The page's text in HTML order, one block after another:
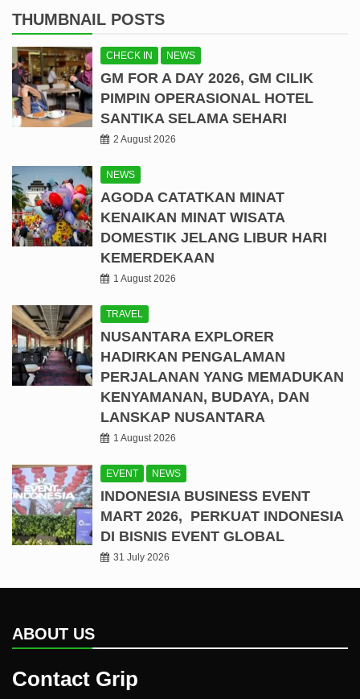
THUMBNAIL POSTS
CHECK IN NEWS
GM FOR A DAY 2026, GM CILIK
PIMPIN OPERASIONAL HOTEL
SANTIKA SELAMA SEHARI
2 August 2026
NEWS
AGODA CATATKAN MINAT
KENAIKAN MINAT WISATA
DOMESTIK JELANG LIBUR HARI
KEMERDEKAAN
1 August 2026
TRAVEL
NUSANTARA EXPLORER
HADIRKAN PENGALAMAN
PERJALANAN YANG MEMADUKAN
KENYAMANAN, BUDAYA, DAN
LANSKAP NUSANTARA
1 August 2026
EVENT NEWS
INDONESIA BUSINESS EVENT
MART 2026, PERKUAT INDONESIA
DI BISNIS EVENT GLOBAL
31 July 2026
ABOUT US
Contact Grip